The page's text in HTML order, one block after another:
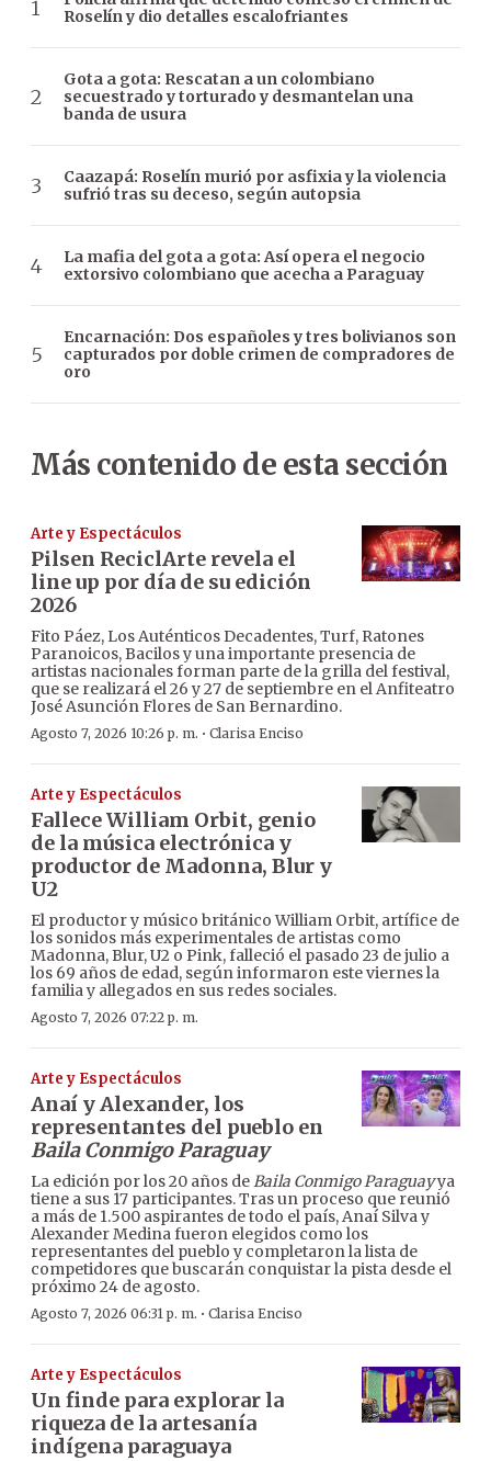
Roselín y dio detalles escalofriantes
Gota a gota: Rescatan a un colombiano
secuestrado y torturado y desmantelan una
banda de usura
Caazapá: Roselín murió por asfixia y la violencia
sufrió tras su deceso, según autopsia
La mafia del gota a gota: Así opera el negocio
extorsivo colombiano que acecha a Paraguay
Encarnación: Dos españoles y tres bolivianos son
capturados por doble crimen de compradores de
oro
Más contenido de esta sección
Arte y Espectáculos
Pilsen ReciclArte revela el
line up por día de su edición
2026
Fito Páez, Los Auténticos Decadentes, Turf, Ratones
Paranoicos, Bacilos y una importante presencia de
artistas nacionales forman parte de la grilla del festival,
que se realizará el 26 y 27 de septiembre en el Anfiteatro
José Asunción Flores de San Bernardino.
Agosto 7, 2026 10:26 p. m. · Clarisa Enciso
Arte y Espectáculos
Fallece William Orbit, genio
de la música electrónica y
productor de Madonna, Blur y
U2
El productor y músico británico William Orbit, artífice de
los sonidos más experimentales de artistas como
Madonna, Blur, U2 o Pink, falleció el pasado 23 de julio a
los 69 años de edad, según informaron este viernes la
familia y allegados en sus redes sociales.
Agosto 7, 2026 07:22 p. m.
Arte y Espectáculos
Anaí y Alexander, los
representantes del pueblo en
Baila Conmigo Paraguay
La edición por los 20 años deBaila Conmigo Paraguayya
tiene a sus 17 participantes. Tras un proceso que reunió
a más de 1.500 aspirantes de todo el país, Anaí Silva y
Alexander Medina fueron elegidos como los
representantes del pueblo y completaron la lista de
competidores que buscarán conquistar la pista desde el
próximo 24 de agosto.
Agosto 7, 2026 06:31 p. m. · Clarisa Enciso
Arte y Espectáculos
Un finde para explorar la
riqueza de la artesanía
indígena paraguaya